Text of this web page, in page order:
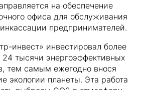
на обеспечение
офиса для обслуживания
предпринимателей.
инвест» инвестировал более
тысячи энергоэффективных
тем самым ежегодно внося
экологии планеты. Эта работа